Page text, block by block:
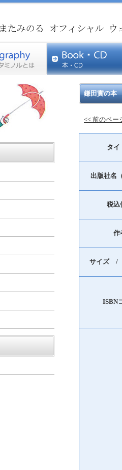
鎌田實の本
<< 前のペー
タイ
出版社名
税込
作
サイズ /
ISBN